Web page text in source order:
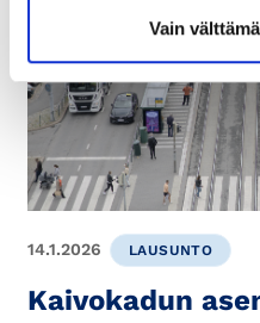
Vain
14.1.2026 LAUSUNTO
Kaivokadun